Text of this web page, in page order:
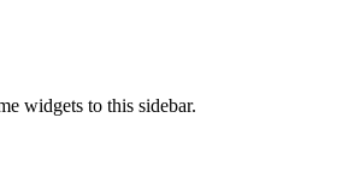
widgets to this sidebar.